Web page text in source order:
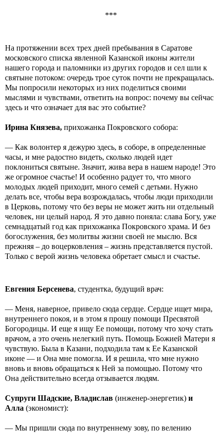
***
На протяжении всех трех дней пребывания в Саратове
московского списка явленной Казанской иконы жители
нашего города и паломники из других городов и сел шли к
святыне потоком: очередь трое суток почти не прекращалась.
Мы попросили некоторых из них поделиться своими
мыслями и чувствами, ответить на вопрос: почему вы сейчас
здесь и что означает для вас это событие?
Ирина Князева, прихожанка Покровского собора:
— Как волонтер я дежурю здесь, в соборе, в определенные
часы, и мне радостно видеть, сколько людей идет
поклониться святыне. Значит, жива вера в нашем народе! Это
же огромное счастье! И особенно радует то, что много
молодых людей приходит, много семей с детьми. Нужно
делать все, чтобы вера возрождалась, чтобы люди приходили
в Церковь, потому что без веры не может жить ни отдельный
человек, ни целый народ. Я это давно поняла: слава Богу, уже
семнадцатый год как прихожанка Покровского храма. И без
богослужения, без молитвы жизни своей не мыслю. Вся
прежняя – до воцерковления – жизнь представляется пустой.
Только с верой жизнь человека обретает смысл и счастье.
Евгения Берсенева, студентка, будущий врач:
— Меня, наверное, привело сюда сердце. Сердце ищет мира,
внутреннего покоя, и в этом я прошу помощи Пресвятой
Богородицы. И еще я ищу Ее помощи, потому что хочу стать
врачом, а это очень нелегкий путь. Помощь Божией Матери я
чувствую. Была в Казани, подходила там к Ее Казанской
иконе — и Она мне помогла. И я решила, что мне нужно
вновь и вновь обращаться к Ней за помощью. Потому что
Она действительно всегда отзывается людям.
Супруги Шадские, Владислав (инженер-энергетик) и
Алла (экономист):
— Мы пришли сюда по внутреннему зову, по велению